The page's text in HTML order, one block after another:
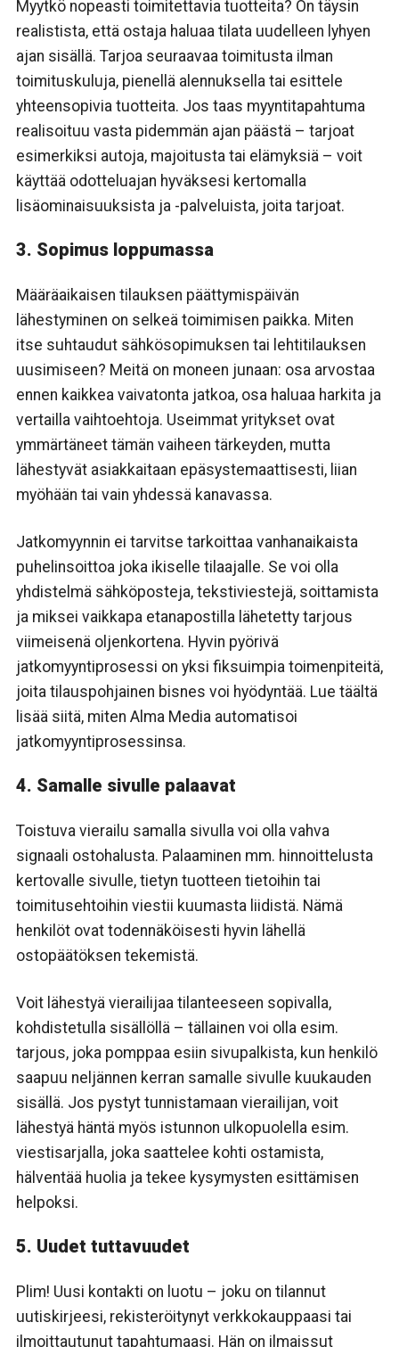
Myytkö nopeasti toimitettavia tuotteita? On täysin
realistista, että ostaja haluaa tilata uudelleen lyhyen
ajan sisällä. Tarjoa seuraavaa toimitusta ilman
toimituskuluja, pienellä alennuksella tai esittele
yhteensopivia tuotteita. Jos taas myyntitapahtuma
realisoituu vasta pidemmän ajan päästä – tarjoat
esimerkiksi autoja, majoitusta tai elämyksiä – voit
käyttää odotteluajan hyväksesi kertomalla
lisäominaisuuksista ja -palveluista, joita tarjoat.
3. Sopimus loppumassa
Määräaikaisen tilauksen päättymispäivän
lähestyminen on selkeä toimimisen paikka. Miten
itse suhtaudut sähkösopimuksen tai lehtitilauksen
uusimiseen? Meitä on moneen junaan: osa arvostaa
ennen kaikkea vaivatonta jatkoa, osa haluaa harkita ja
vertailla vaihtoehtoja. Useimmat yritykset ovat
ymmärtäneet tämän vaiheen tärkeyden, mutta
lähestyvät asiakkaitaan epäsystemaattisesti, liian
myöhään tai vain yhdessä kanavassa.
Jatkomyynnin ei tarvitse tarkoittaa vanhanaikaista
puhelinsoittoa joka ikiselle tilaajalle. Se voi olla
yhdistelmä sähköposteja, tekstiviestejä, soittamista
ja miksei vaikkapa etanapostilla lähetetty tarjous
viimeisenä oljenkortena. Hyvin pyörivä
jatkomyyntiprosessi on yksi fiksuimpia toimenpiteitä,
joita tilauspohjainen bisnes voi hyödyntää. Lue täältä
lisää siitä, miten Alma Media automatisoi
jatkomyyntiprosessinsa.
4. Samalle sivulle palaavat
Toistuva vierailu samalla sivulla voi olla vahva
signaali ostohalusta. Palaaminen mm. hinnoittelusta
kertovalle sivulle, tietyn tuotteen tietoihin tai
toimitusehtoihin viestii kuumasta liidistä. Nämä
henkilöt ovat todennäköisesti hyvin lähellä
ostopäätöksen tekemistä.
Voit lähestyä vierailijaa tilanteeseen sopivalla,
kohdistetulla sisällöllä – tällainen voi olla esim.
tarjous, joka pomppaa esiin sivupalkista, kun henkilö
saapuu neljännen kerran samalle sivulle kuukauden
sisällä. Jos pystyt tunnistamaan vierailijan, voit
lähestyä häntä myös istunnon ulkopuolella esim.
viestisarjalla, joka saattelee kohti ostamista,
hälventää huolia ja tekee kysymysten esittämisen
helpoksi.
5. Uudet tuttavuudet
Plim! Uusi kontakti on luotu – joku on tilannut
uutiskirjeesi, rekisteröitynyt verkkokauppaasi tai
ilmoittautunut tapahtumaasi. Hän on ilmaissut